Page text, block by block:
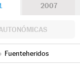
2007
Fuenteheridos